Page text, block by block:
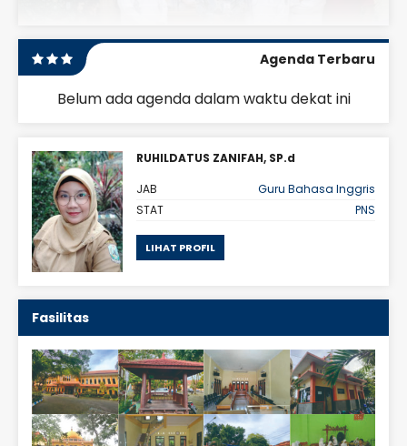
Agenda Terbaru
Belum ada agenda dalam waktu dekat ini
RUHILDATUS ZANIFAH, SP.d
JAB
Guru Bahasa Inggris
STAT
PNS
LIHAT PROFIL
Fasilitas